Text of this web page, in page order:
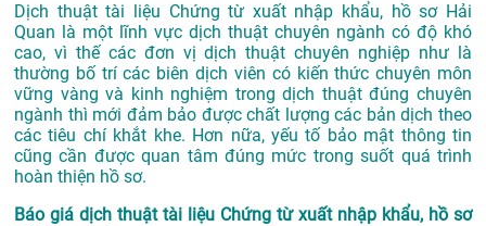
Dịch thuật tài liệu Chứng từ xuất nhập khẩu, hồ sơ Hải
Quan là một lĩnh vực dịch thuật chuyên ngành có độ khó
cao, vì thế các đơn vị dịch thuật chuyên nghiệp như là
thường bố trí các biên dịch viên có kiến thức chuyên môn
vững vàng và kinh nghiệm trong dịch thuật đúng chuyên
ngành thì mới đảm bảo được chất lượng các bản dịch theo
các tiêu chí khắt khe. Hơn nữa, yếu tố bảo mật thông tin
cũng cần được quan tâm đúng mức trong suốt quá trình
hoàn thiện hồ sơ.
Báo giá dịch thuật tài liệu Chứng từ xuất nhập khẩu, hồ sơ